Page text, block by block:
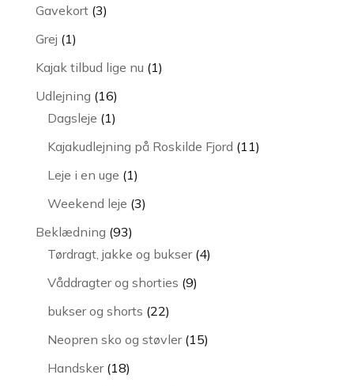
Gavekort 33
Grej 11
vare
Kajak tilbud lige nu 11
Udlejning 1616
varer
Dagsleje 11
vare
Kajakudlejning på Roskilde Fjord 1111
Leje i en uge 11
vare
Weekend leje 33
Beklædning 9393
varer
Tørdragt, jakke og bukser 44
Våddragter og shorties 99
bukser og shorts 2222
varer
Neopren sko og støvler 1515
Handsker 1818